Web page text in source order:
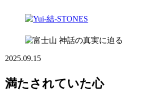
神話の真実に迫る
2025.09.15
満たされていた心